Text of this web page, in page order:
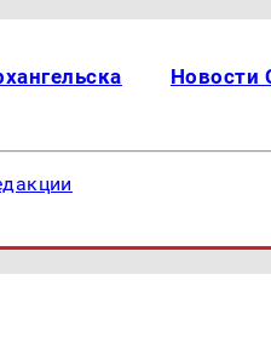
Новости